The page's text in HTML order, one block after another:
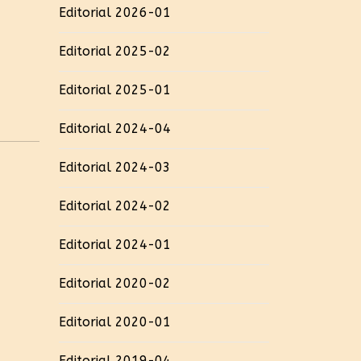
Editorial 2026-01
Editorial 2025-02
Editorial 2025-01
Editorial 2024-04
Editorial 2024-03
Editorial 2024-02
Editorial 2024-01
Editorial 2020-02
Editorial 2020-01